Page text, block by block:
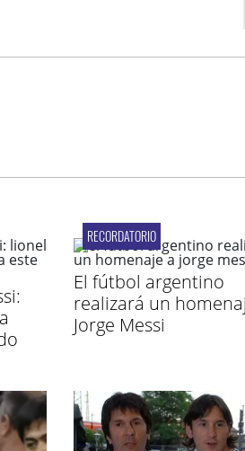
RECORDATORIO
El fútbol argentino
realizará un
Jorge Messi